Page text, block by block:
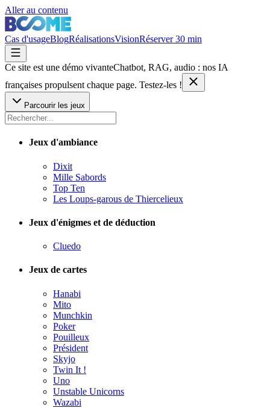
Aller au contenu
Cas d'usageBlogRéalisationsVisionRéserver 30 min
Ce site est une démo vivanteChatbot, RAG, audio : nos IA
françaises propulsent chaque page. Testez-les !
Parcourir les jeux
Jeux d'ambiance
Dixit
Mille Sabords
Top Ten
Les Loups-garous de Thiercelieux
Jeux d'énigmes et de déduction
Cluedo
Jeux de cartes
Hanabi
Mito
Munchkin
Poker
Pouilleux
Président
Skyjo
Twin It !
Uno
Unstable Unicorns
Wazabi